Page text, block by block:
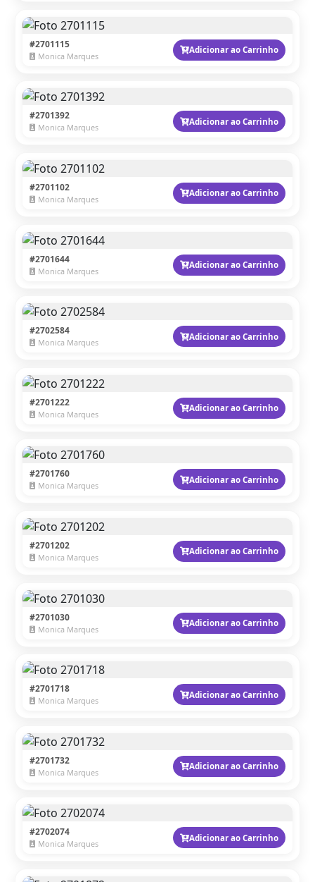
#2701115
Monica Marques
Adicionar ao Carrinho
#2701392
Monica Marques
Adicionar ao Carrinho
#2701102
Monica Marques
Adicionar ao Carrinho
#2701644
Monica Marques
Adicionar ao Carrinho
#2702584
Monica Marques
Adicionar ao Carrinho
#2701222
Monica Marques
Adicionar ao Carrinho
#2701760
Monica Marques
Adicionar ao Carrinho
#2701202
Monica Marques
Adicionar ao Carrinho
#2701030
Monica Marques
Adicionar ao Carrinho
#2701718
Monica Marques
Adicionar ao Carrinho
#2701732
Monica Marques
Adicionar ao Carrinho
#2702074
Monica Marques
Adicionar ao Carrinho